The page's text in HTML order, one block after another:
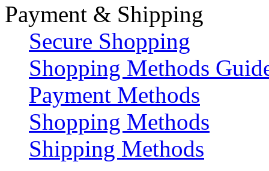
Payment & Shipping
Secure Shopping
Shopping Methods
Payment Methods
Shopping Methods
Shipping Methods